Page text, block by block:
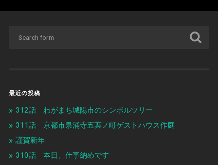
最近の投稿
312話 わがまち城陽市のシンボルツリー
311話 京都市泉涌寺五葉ノ町ゲストハウス作庭
謹賀新年
310話 本日、仕事納めです